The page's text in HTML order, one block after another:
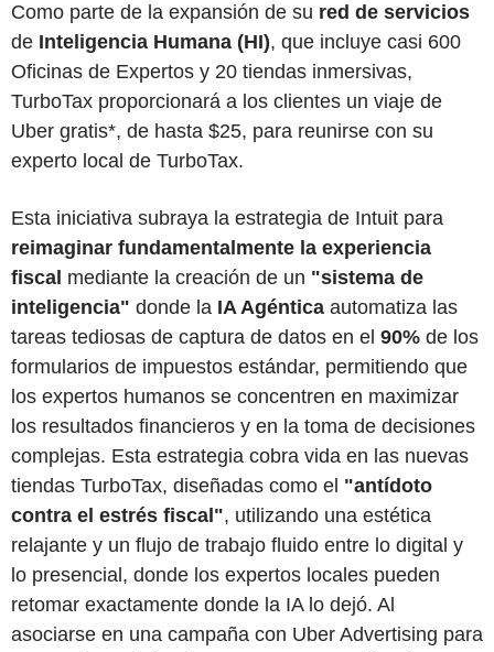
Como parte de la expansión de su red de servicios
de Inteligencia Humana (HI), que incluye casi 600
Oficinas de Expertos y 20 tiendas inmersivas,
TurboTax proporcionará a los clientes un viaje de
Uber gratis*, de hasta $25, para reunirse con su
experto local de TurboTax.
Esta iniciativa subraya la estrategia de Intuit para
reimaginar fundamentalmente la experiencia
fiscal mediante la creación de un "sistema de
inteligencia" donde la IA Agéntica automatiza las
tareas tediosas de captura de datos en el 90% de los
formularios de impuestos estándar, permitiendo que
los expertos humanos se concentren en maximizar
los resultados financieros y en la toma de decisiones
complejas. Esta estrategia cobra vida en las nuevas
tiendas TurboTax, diseñadas como el "antídoto
contra el estrés fiscal", utilizando una estética
relajante y un flujo de trabajo fluido entre lo digital y
lo presencial, donde los expertos locales pueden
retomar exactamente donde la IA lo dejó. Al
asociarse en una campaña con Uber Advertising para